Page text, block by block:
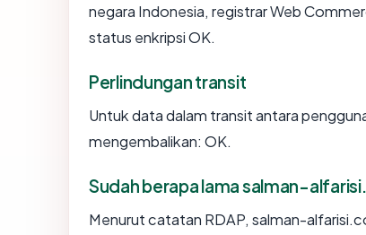
negara Indonesia, registrar Web
status enkripsi OK.
Perlindungan transit
Untuk data dalam transit antara
mengembalikan: OK.
Sudah berapa lama salman-
Menurut catatan RDAP, salman-